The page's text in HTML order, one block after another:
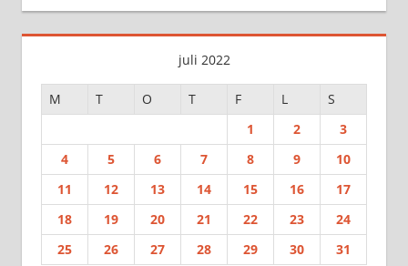
juli 2022
M T O T F L
S
1
2
3
4
5 6 7 8 9
10
11
12 13 14 15 16
17
18
19 20 21 22 23
24
25
26 27 28 29 30
31